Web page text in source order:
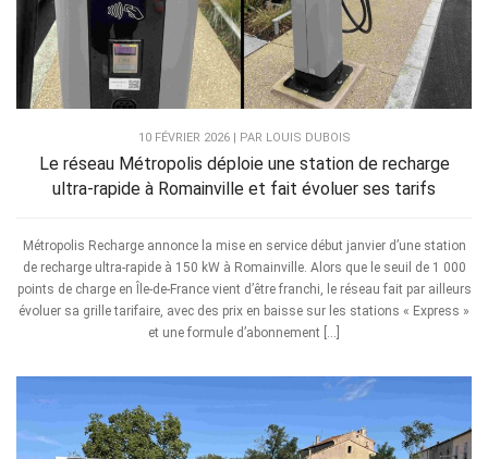
10 FÉVRIER 2026 | PAR LOUIS DUBOIS
Le réseau Métropolis déploie une station de recharge
ultra-rapide à Romainville et fait évoluer ses tarifs
Métropolis Recharge annonce la mise en service début janvier d’une station
de recharge ultra-rapide à 150 kW à Romainville. Alors que le seuil de 1 000
points de charge en Île-de-France vient d’être franchi, le réseau fait par ailleurs
évoluer sa grille tarifaire, avec des prix en baisse sur les stations « Express »
et une formule d’abonnement […]